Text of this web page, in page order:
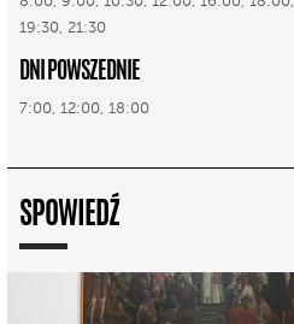
19:30, 21:30
DNI POWSZEDNIE
7:00, 12:00, 18:00
SPOWIEDŹ